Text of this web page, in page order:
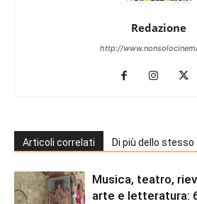
Redazione
http://
Articoli correlati Di più dello
Musica, teatro,
arte e letteratura: